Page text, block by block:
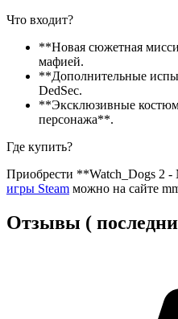
Что входит?
**Новая сюжетная
мафией.
**Дополнительные
DedSec.
**Эксклюзивные
персонажа**.
Где купить?
Приобрести **Watch_Dogs 2 -
игры Steam можно на сайте
Отзывы (